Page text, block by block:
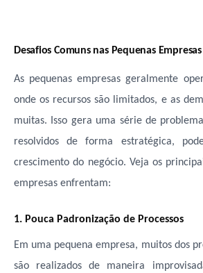
Desafios Comuns nas Pequenas Empresas
As pequenas empresas geralmente
onde os recursos são limitados, e as
muitas. Isso gera uma série de
resolvidos de forma estratégica,
crescimento do negócio. Veja os
empresas enfrentam:
1. Pouca Padronização de Processos
Em uma pequena empresa, muitos dos
são realizados de maneira